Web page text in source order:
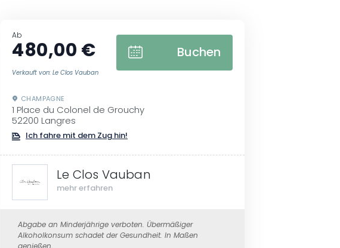
Ab
480,00 €
Verkauft von: Le Clos Vauban
Buchen
CHAMPAGNE
1 Place du Colonel de Grouchy
52200 Langres
Ich fahre mit dem Zug hin!
Le Clos Vauban
mehr erfahren
Abgabe an Minderjährige verboten. Übermäßiger
Alkoholkonsum schadet der Gesundheit. In Maßen